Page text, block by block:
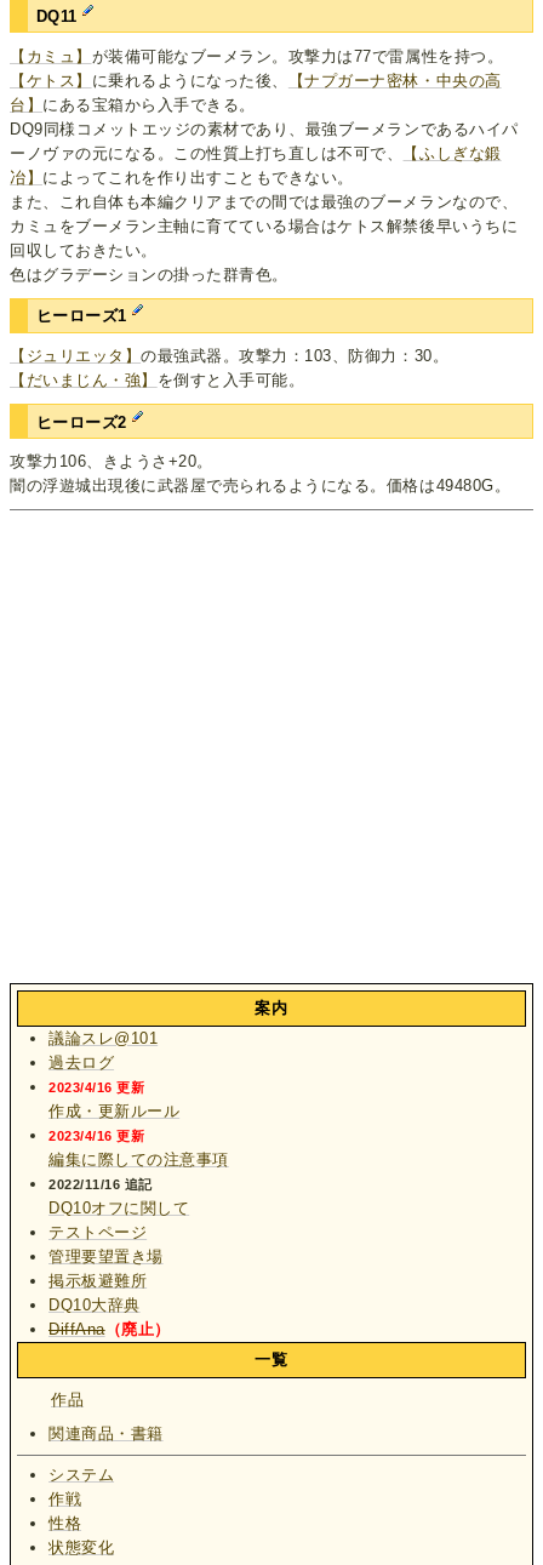
DQ11
【カミュ】 が装備可能なブーメラン。攻撃力は77で雷属性を持つ。
【ケトス】 に乗れるようになった後、
【ナプガーナ密林・中央の高
台】 にある宝箱から入手できる。
DQ9同様コメットエッジの素材であり、最強ブーメランであるハイパ
ーノヴァの元になる。この性質上打ち直しは不可で、
【ふしぎな鍛
冶】 によってこれを作り出すこともできない。
また、これ自体も本編クリアまでの間では最強のブーメランなので、
カミュをブーメラン主軸に育てている場合はケトス解禁後早いうちに
回収しておきたい。
色はグラデーションの掛った群青色。
ヒーローズ1
【ジュリエッタ】の最強武器。攻撃力：103、防御力：30。
【だいまじん・強】 を倒すと入手可能。
ヒーローズ2
攻撃力106、きようさ+20。
闇の浮遊城出現後に武器屋で売られるようになる。価格は49480G。
案内
議論スレ@101
過去ログ
2023/4/16 更新
作成・更新ルール
2023/4/16 更新
編集に際しての注意事項
2022/11/16 追記
DQ10オフに関して
テストページ
管理要望置き場
掲示板避難所
DQ10大辞典
DiffAna（廃止）
一覧
作品
関連商品・書籍
システム
作戦
性格
状態変化